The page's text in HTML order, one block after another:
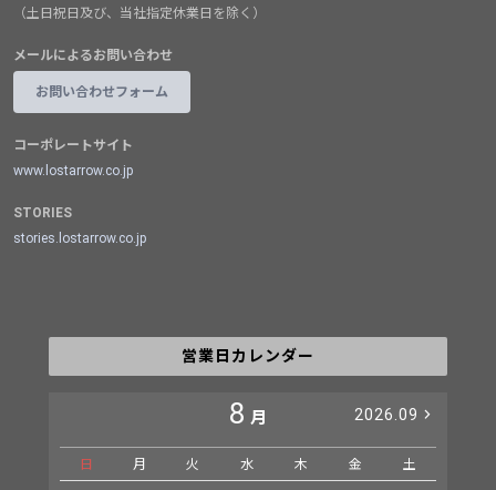
（土日祝日及び、当社指定休業日を除く）
メールによるお問い合わせ
お問い合わせフォーム
コーポレートサイト
www.lostarrow.co.jp
STORIES
stories.lostarrow.co.jp
営業日カレンダー
8 月 2026.09
日 月 火 水 木 金 土